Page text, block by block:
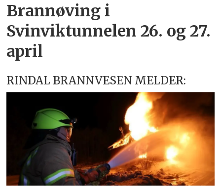
Brannøving i
Svinviktunnelen 26. og 27.
april
RINDAL BRANNVESEN MELDER: